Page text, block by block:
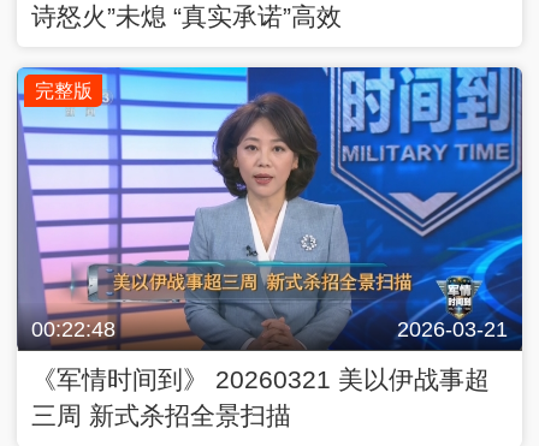
诗怒火”未熄 “真实承诺”高效
完整版
00:22:48 2026-03-21
《军情时间到》 20260321 美以伊战事超
三周 新式杀招全景扫描